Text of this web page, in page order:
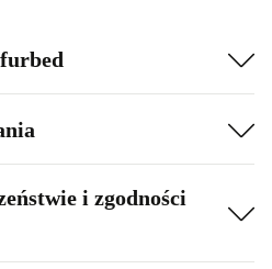
i zgodności